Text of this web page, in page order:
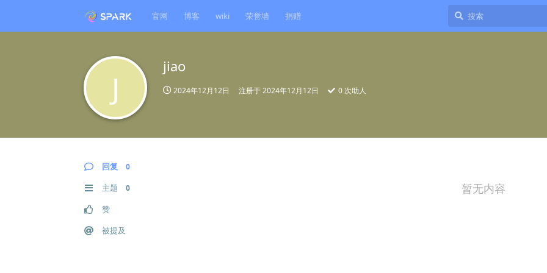
官网 博客 wiki 荣誉墙 捐赠
J
jiao
2024年12月12日 注册于2024年12月12日 0 次助人
回复 0
主题 0
赞
被提及
暂无内容